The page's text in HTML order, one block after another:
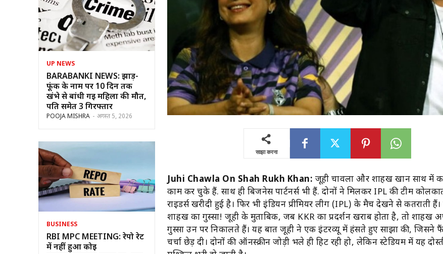
UP NEWS
BARABANKI NEWS: झाड़-
फूंक के नाम पर 10 दिन तक
खंभे से बांधी गई महिला की मौत,
पति समेत 3 गिरफ्तार
POOJA MISHRA - अगस्त 5, 2026
BUSINESS
RBI MPC MEETING: रेपो रेट
में नहीं हुआ कोई
साझा करना
Juhi Chawla On Shah Rukh Khan: जूही चावला और शाहरुख खान साथ में
काम कर चुके हैं. साथ ही बिजनेस पार्टनर्स भी हैं. दोनों ने मिलकर IPL की टीम
राइडर्स खरीदी हुई है। फिर भी इंडियन प्रीमियर लीग (IPL) के मैच देखने से कतराती
शाहरुख का गुस्सा! जूही के मुताबिक, जब KKR का प्रदर्शन खराब होता है, तो शाहरुख
गुस्सा उन पर निकालते हैं। यह बात जूही ने एक इंटरव्यू में हंसते हुए साझा की, जिसने
चर्चा छेड़ दी। दोनों की ऑनस्क्रीन जोड़ी भले ही हिट रही हो, लेकिन स्टेडियम में यह